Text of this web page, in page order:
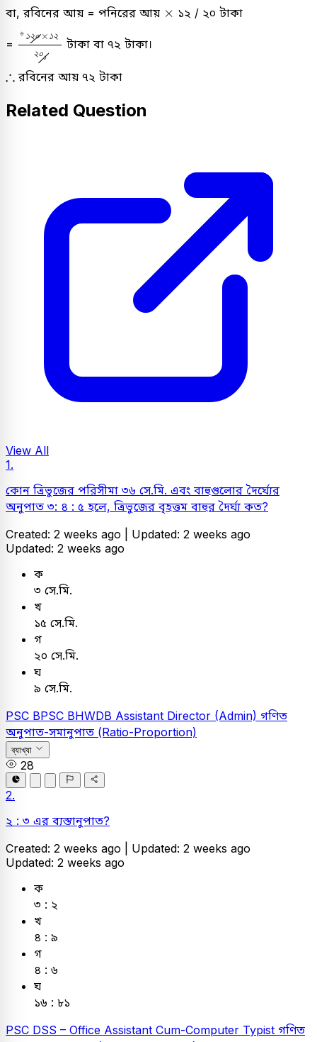
বা, রবিনের আয় = পনিরের আয় ×
× ১২ / ২০ টাকা
=
৬ ১২০ × ১২
২০১
৬
টাকা বা ৭২ টাকা।
∴
∴ রবিনের আয় ৭২ টাকা
Related Question
View All
1.
কোন ত্রিভুজের পরিসীমা ৩৬ সে.মি. এবং বাহুগুলোর দৈর্ঘ্যের
অনুপাত ৩: ৪ : ৫ হলে, ত্রিভুজের বৃহত্তম বাহুর দৈর্ঘ্য কত?
Created: 2 weeks ago | Updated: 2 weeks ago
Updated: 2 weeks ago
ক
৩ সে.মি.
খ
১৫ সে.মি.
গ
২০ সে.মি.
ঘ
৯ সে.মি.
PSC BPSC BHWDB Assistant Director (Admin) গণিত
অনুপাত-সমানুপাত (Ratio-Proportion)
ব্যাখ্যা
28
2.
২ : ৩ এর ব্যস্তানুপাত?
Created: 2 weeks ago | Updated: 2 weeks ago
Updated: 2 weeks ago
ক
৩ : ২
খ
৪ : ৯
গ
৪ : ৬
ঘ
১৬ : ৮১
PSC DSS – Office Assistant Cum-Computer Typist গণিত